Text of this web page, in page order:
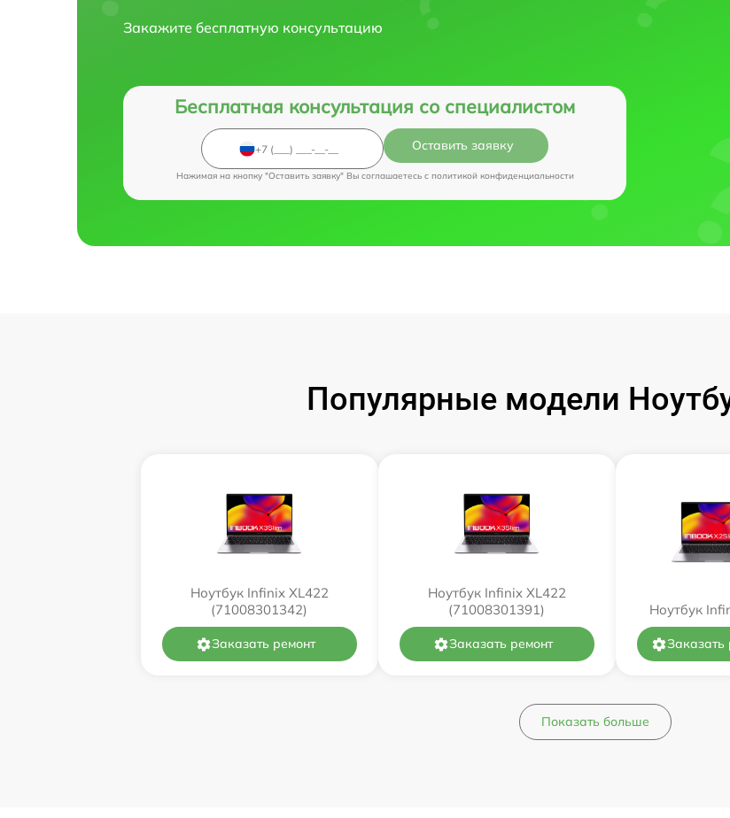
Закажите бесплатную консультацию
Бесплатная консультация со специалистом
Оставить заявку
Нажимая на кнопку "Оставить заявку" Вы соглашаетесь c политикой конфиденциальности
Популярные модели
Ноутбук Infinix XL422
(71008301342)
Заказать ремонт
Ноутбук Infinix XL422
(71008301391)
Заказать ремонт
Ноутбук
Заказать
Показать больше